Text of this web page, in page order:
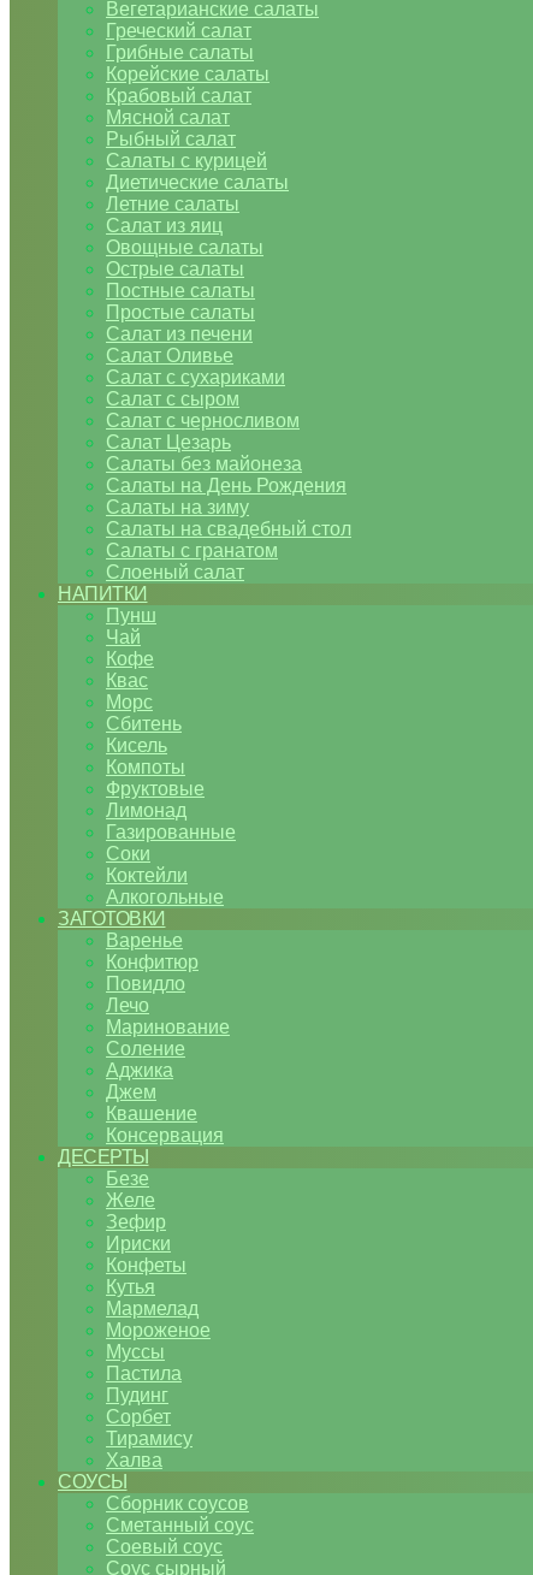
Вегетарианские салаты
Греческий салат
Грибные салаты
Корейские салаты
Крабовый салат
Мясной салат
Рыбный салат
Салаты с курицей
Диетические салаты
Летние салаты
Салат из яиц
Овощные салаты
Острые салаты
Постные салаты
Простые салаты
Салат из печени
Салат Оливье
Салат с сухариками
Салат с сыром
Салат с черносливом
Салат Цезарь
Салаты без майонеза
Салаты на День Рождения
Салаты на зиму
Салаты на свадебный стол
Салаты с гранатом
Слоеный салат
НАПИТКИ
Пунш
Чай
Кофе
Квас
Морс
Сбитень
Кисель
Компоты
Фруктовые
Лимонад
Газированные
Соки
Коктейли
Алкогольные
ЗАГОТОВКИ
Варенье
Конфитюр
Повидло
Лечо
Маринование
Соление
Аджика
Джем
Квашение
Консервация
ДЕСЕРТЫ
Безе
Желе
Зефир
Ириски
Конфеты
Кутья
Мармелад
Мороженое
Муссы
Пастила
Пудинг
Сорбет
Тирамису
Халва
СОУСЫ
Сборник соусов
Сметанный соус
Соевый соус
Соус сырный